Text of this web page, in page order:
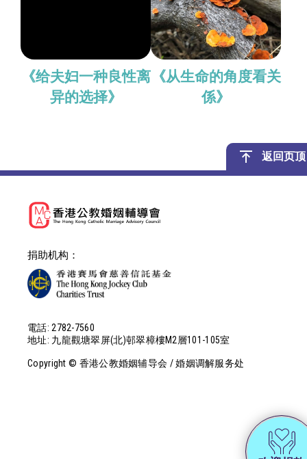
《给夫妇一种良性离
异的选择》
《从生命的角度看关
係》
返回页顶
捐助机构：
電話: 2782-7560
地址: 九龍觀塘翠屏(北)邨翠樟樓M2層101-105室
Copyright © 香港公教婚姻辅导会 / 婚姻调解服务处